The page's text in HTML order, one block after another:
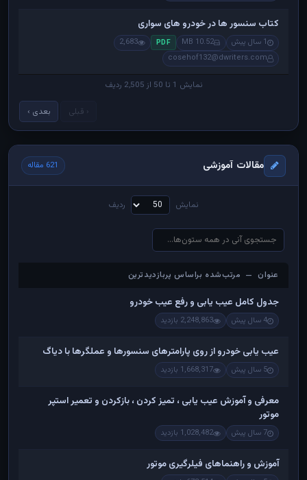
کتاب سنسور ها در خودرو های سواری
1 سال پیش 10.52 MB
PDF
2,683
cosehof132@dwriters.com
نمایش 1 تا 50 از 2,505 ردیف
‹ قبلی بعدی ›
مقالات آموزشی 621 مقاله
نمایش ردیف
عنوان — مرتب‌شده براساس پربازدیدترین
عنوان — مرتب‌شده براساس پربازدیدترین
جدول کامل عیب یابی و رفع عیب خودرو
4 سال پیش 2,248,863 بازدید
عیب یابی خودرو از روی پارامترهای سنسورها و عملگرها با دیاگ
5 سال پیش 1,668,317 بازدید
معرفی و آموزش عیب یابی ، تمیز کردن ، بازکردن و تعمیر استپر
موتور
7 سال پیش 1,028,482 بازدید
آموزش و راهنماهای فیلرگیری موتور